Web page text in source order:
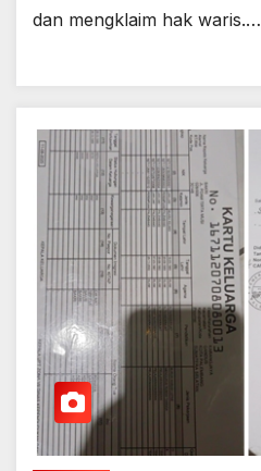
dan mengklaim hak waris.…